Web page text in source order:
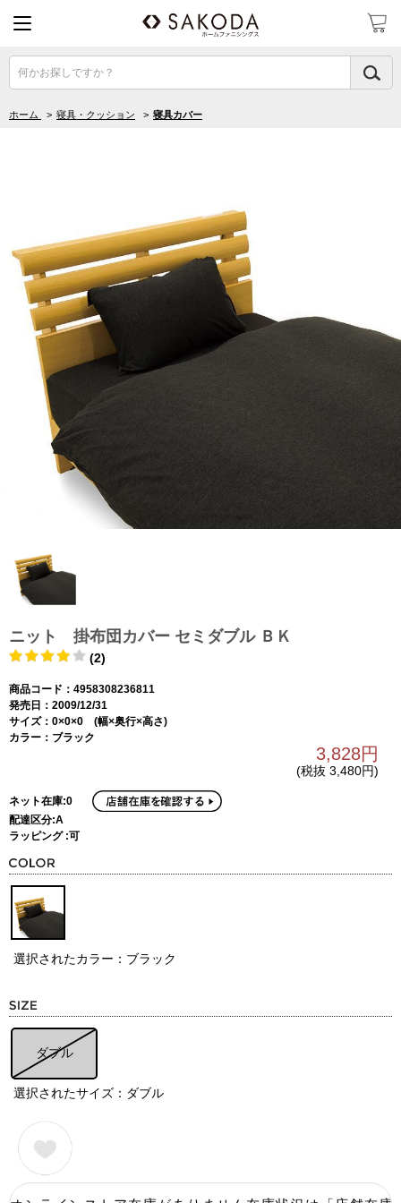
何かお探しですか？
ホーム > 寝具・クッション > 寝具カバー
ニット 掛布団カバー セミダブル ＢＫ
(2)
商品コード：4958308236811
発売日：2009/12/31
サイズ：0×0×0 (幅×奥行×高さ)
カラー：ブラック
3,828円
(税抜 3,480円)
ネット在庫:0
配達区分:A
ラッピング :可
選択されたカラー：ブラック
ダブル
選択されたサイズ：ダブル